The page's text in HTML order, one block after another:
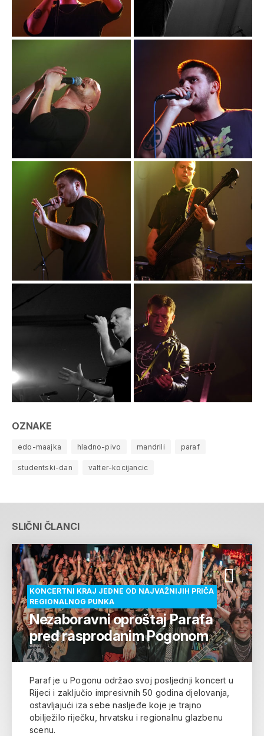
OZNAKE
edo-maajka hladno-pivo mandrili paraf
studentski-dan valter-kocijancic
SLIČNI ČLANCI
KONCERTNI KRAJ JEDNE OD NAJVAŽNIJIH PRIČA
REGIONALNOG PUNKA
Nezaboravni oproštaj Parafa
pred rasprodanim Pogonom
Paraf je u Pogonu održao svoj posljednji koncert u
Rijeci i zaključio impresivnih 50 godina djelovanja,
ostavljajući iza sebe nasljeđe koje je trajno
obilježilo riječku, hrvatsku i regionalnu glazbenu
scenu.